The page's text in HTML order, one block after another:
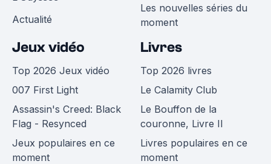
Actualité
Les nouvelles séries du
moment
Jeux vidéo
Top 2026 Jeux vidéo
007 First Light
Assassin's Creed: Black
Flag - Resynced
Jeux populaires en ce
moment
Livres
Top 2026 livres
Le Calamity Club
Le Bouffon de la
couronne, Livre II
Livres populaires en ce
moment